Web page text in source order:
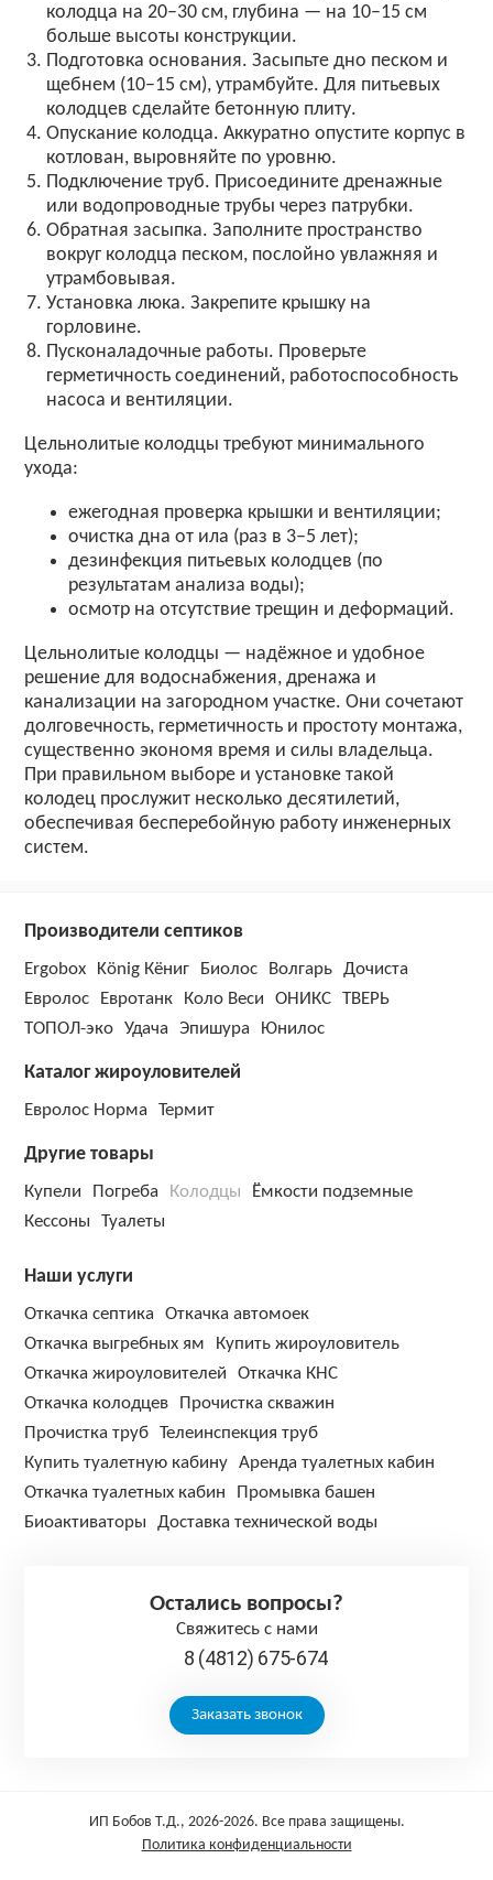
колодца на 20–30 см, глубина — на 10–15 см
больше высоты конструкции.
Подготовка основания. Засыпьте дно песком и
щебнем (10–15 см), утрамбуйте. Для питьевых
колодцев сделайте бетонную плиту.
Опускание колодца. Аккуратно опустите корпус в
котлован, выровняйте по уровню.
Подключение труб. Присоедините дренажные
или водопроводные трубы через патрубки.
Обратная засыпка. Заполните пространство
вокруг колодца песком, послойно увлажняя и
утрамбовывая.
Установка люка. Закрепите крышку на
горловине.
Пусконаладочные работы. Проверьте
герметичность соединений, работоспособность
насоса и вентиляции.
Цельнолитые колодцы требуют минимального
ухода:
ежегодная проверка крышки и вентиляции;
очистка дна от ила (раз в 3–5 лет);
дезинфекция питьевых колодцев (по
результатам анализа воды);
осмотр на отсутствие трещин и деформаций.
Цельнолитые колодцы — надёжное и удобное
решение для водоснабжения, дренажа и
канализации на загородном участке. Они сочетают
долговечность, герметичность и простоту монтажа,
существенно экономя время и силы владельца.
При правильном выборе и установке такой
колодец прослужит несколько десятилетий,
обеспечивая бесперебойную работу инженерных
систем.
Производители септиков
Ergobox König Кёниг Биолос Волгарь
Дочиста
Евролос
Евротанк Коло Веси ОНИКС
ТВЕРЬ
ТОПОЛ-эко
Удача Эпишура Юнилос
Каталог жироуловителей
Евролос Норма Термит
Другие товары
Купели Погреба Колодцы
Ёмкости подземные
Кессоны
Туалеты
Наши услуги
Откачка септика
Откачка автомоек
Откачка выгребных ям
Купить жироуловитель
Откачка жироуловителей
Откачка КНС
Откачка колодцев
Прочистка скважин
Прочистка труб
Телеинспекция труб
Купить туалетную кабину
Аренда туалетных кабин
Откачка туалетных кабин
Промывка башен
Биоактиваторы
Доставка технической воды
Остались вопросы?
Свяжитесь с нами
8 (4812) 675-674
Заказать звонок
ИП Бобов Т.Д., 2026-2026. Все права защищены.
Политика конфиденциальности